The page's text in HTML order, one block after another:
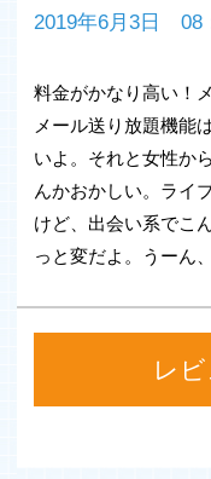
マッチングアプリ
用いただける環境を
◇真剣に彼氏、彼女
いう方
◇初対面の方と話を
◇日々の生活に飽き
◇初めてチャットア
◇ご近所の方と知り
精一杯出会いのサポ
2019年6月3日 08
料金がかなり高い！
メール送り放題機能
いよ。それと女性か
んかおかしい。ライ
けど、出会い系でこ
っと変だよ。うーん
レ